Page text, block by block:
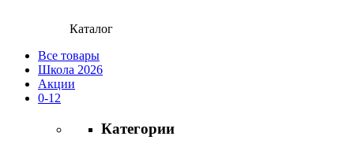
Каталог
Все товары
Школа 2026
Акции
0-12
Категории